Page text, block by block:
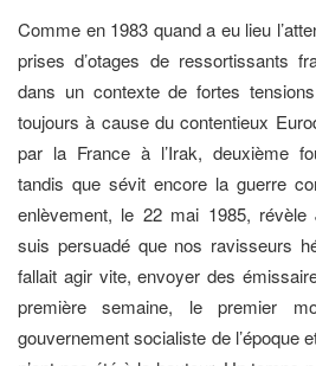
Comme en 1983 quand a eu lieu
prises d’otages de ressortissants
dans un contexte de fortes
toujours à cause du contentieux
par la France à l’Irak, deuxième
tandis que sévit encore la guerre
enlèvement, le 22 mai 1985, révèle
suis persuadé que nos ravisseurs
fallait agir vite, envoyer des
première semaine, le premier
gouvernement socialiste de l’époque